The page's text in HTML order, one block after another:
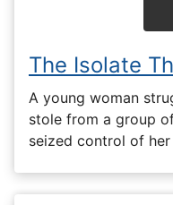
The Isolate
A young woman
stole from a group
seized control of